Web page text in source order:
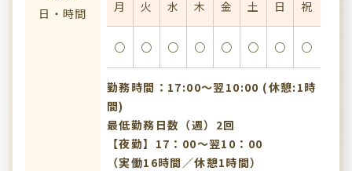
日・時間
月 火 水 木 金 土 日 祝
○ ○ ○ ○ ○ ○ ○ ○
勤務時間：17:00〜翌10:00 (休憩:1時
間)
最低勤務日数（週）2回
【夜勤】17：00～翌10：00
（実働16時間／休憩1時間）